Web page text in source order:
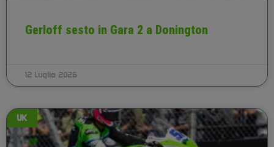
Gerloff sesto in Gara 2 a Donington
12 Luglio 2026
UK